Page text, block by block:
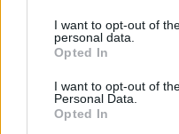
I want to opt-out of
personal data.
Opted In
I want to opt-out of
Personal Data.
Opted In